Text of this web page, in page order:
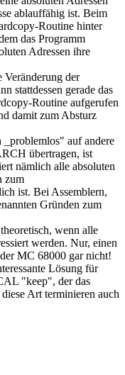
ablauffähig ist. Beim
Routine hinter
das Programm
Adressen ihre
Veränderung der
stattdessen gerade das
Routine aufgerufen
damit zum Absturz
_problemlos" auf andere
übertragen, ist
nämlich alle absoluten
zum
ist. Bei Assemblern,
Gründen zum
wenn alle
werden. Nur, einen
MC 68000 gar nicht!
Lösung für
"keep", der das
Art terminieren auch